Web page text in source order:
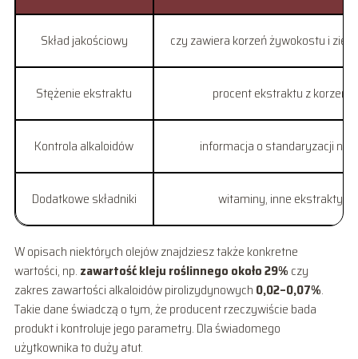
Skład jakościowy czy zawiera korzeń żywokostu i
Stężenie ekstraktu procent ekstraktu z
Kontrola alkaloidów informacja o standaryzacji na
Dodatkowe składniki witaminy, inne ekstrakty
W opisach niektórych olejów znajdziesz także konkretne
wartości, np. zawartość kleju roślinnego około 29% czy
zakres zawartości alkaloidów pirolizydynowych 0,02–0,07%.
Takie dane świadczą o tym, że producent rzeczywiście bada
produkt i kontroluje jego parametry. Dla świadomego
użytkownika to duży atut.